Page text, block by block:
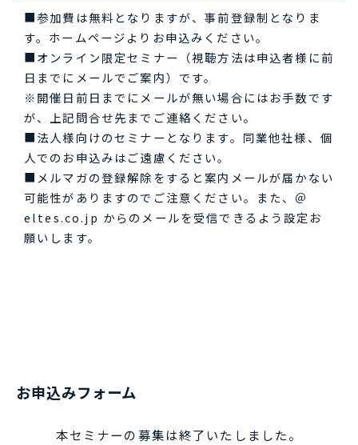
■参加費は無料となりますが、事前登録制となりま
す。ホームページよりお申込みください。
■オンライン限定セミナー（視聴方法は申込者様に前
日までにメールでご案内）です。
※開催日前日までにメールが無い場合にはお手数です
が、上記問合せ先までご連絡ください。
■法人様向けのセミナーとなります。同業他社様、個
人でのお申込みはご遠慮ください。
■メルマガの登録解除をすると案内メールが届かない
可能性がありますのでご注意ください。また、＠
eltes.co.jp からのメールを受信できるよう設定お
願いします。
お申込みフォーム
本セミナーの募集は終了いたしました。